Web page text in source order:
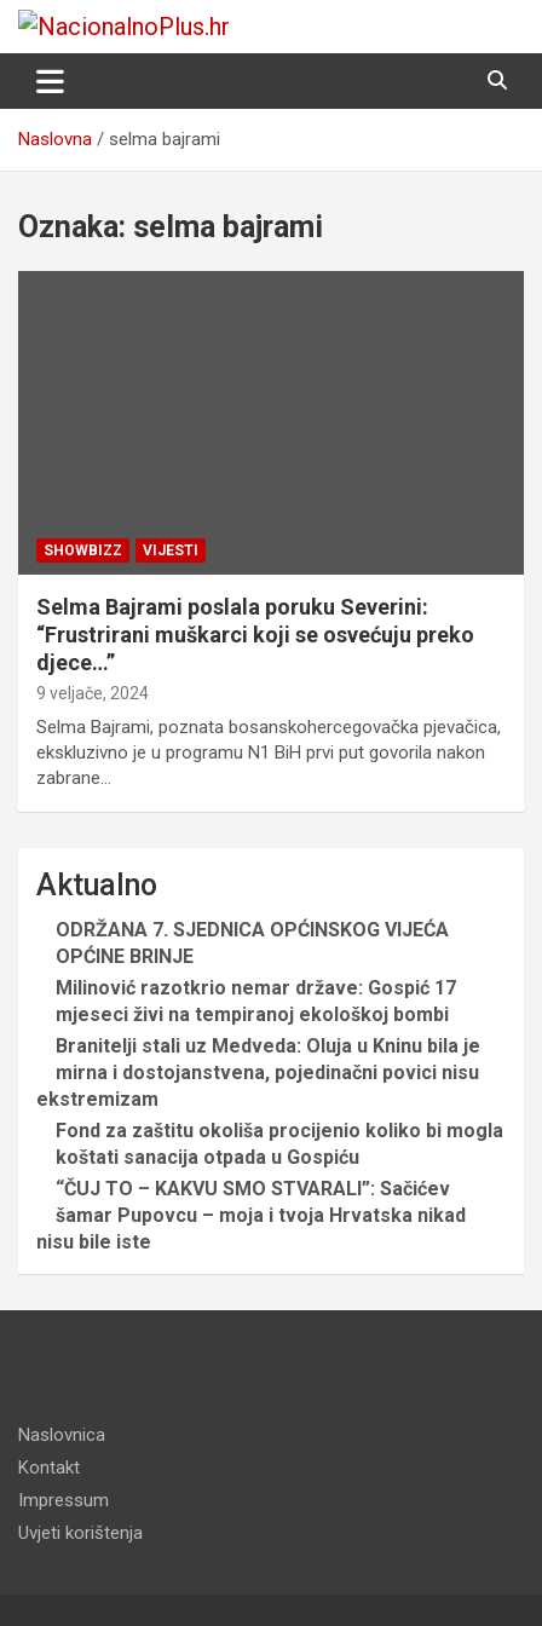
Skip
NacionalnoPlus.hr
Nacija želi znati više
Naslovna selma bajrami
Oznaka: selma bajrami
SHOWBIZZ VIJESTI
Selma Bajrami poslala poruku Severini:
“Frustrirani muškarci koji se osvećuju preko
djece…”
9 veljače, 2024
Selma Bajrami, poznata bosanskohercegovačka pjevačica,
ekskluzivno je u programu N1 BiH prvi put govorila nakon
zabrane…
Aktualno
ODRŽANA 7. SJEDNICA OPĆINSKOG VIJEĆA
OPĆINE BRINJE
Milinović razotkrio nemar države: Gospić 17
mjeseci živi na tempiranoj ekološkoj bombi
Branitelji stali uz Medveda: Oluja u Kninu bila je
mirna i dostojanstvena, pojedinačni povici nisu
ekstremizam
Fond za zaštitu okoliša procijenio koliko bi mogla
koštati sanacija otpada u Gospiću
“ČUJ TO – KAKVU SMO STVARALI”: Sačićev
šamar Pupovcu – moja i tvoja Hrvatska nikad
nisu bile iste
Naslovnica
Kontakt
Impressum
Uvjeti korištenja